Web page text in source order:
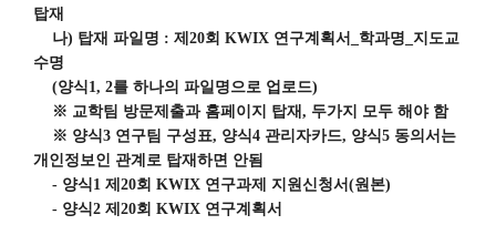
탑재
나) 탑재 파일명 :제20회KWIX 연구계획서 학과명 지도교
수명
(양식 1, 2를 하나의 파일명으로 업로드)
※ 교학팀 방문제출과 홈페이지 탑재, 두가지 모두 해야 함
※ 양식3 연구팀 구성표, 양식4 관리자카드, 양식5 동의서는
개인정보인 관계로 탑재하면 안됨
- 양식 1제20회KWIX 연구과제 지원신청서(원본)
- 양식2제20회KWIX 연구계획서